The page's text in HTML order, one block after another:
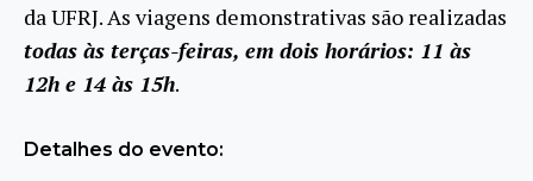
da UFRJ. As viagens demonstrativas são realizadas
todas às terças-feiras, em dois horários: 11 às
12h e 14 às 15h.
Detalhes do evento: